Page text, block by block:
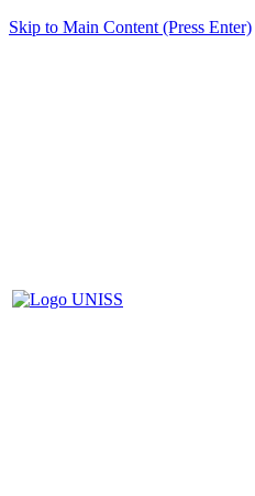
Skip to Main Content (Press Enter)